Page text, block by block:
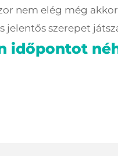
nem elég még
szerepet
időpontot